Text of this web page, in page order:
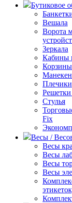
Бутиковое
Вешала
Ворота
Зеркала
Кабины
Корзины
Плечики
Стулья
Fix
Весы /
Весы
Весы
Весы
Весы